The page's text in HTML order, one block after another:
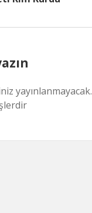
yayınlanmayacak.